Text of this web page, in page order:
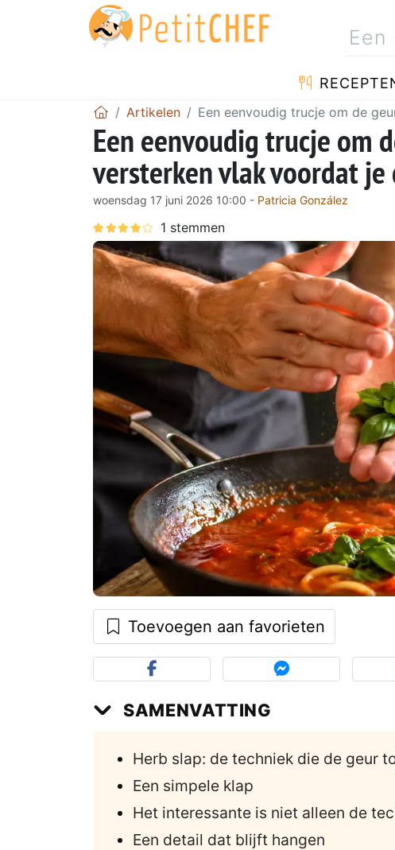
Artikelen Een eenvoudig trucje om de
Een eenvoudig trucje om
versterken vlak voordat
woensdag 17 juni 2026 10:00 - Patricia González
Toevoegen aan favorieten
SAMENVATTING
Herb slap: de techniek die de geur
Een simpele klap
Het interessante is niet alleen de
Een detail dat blijft hangen